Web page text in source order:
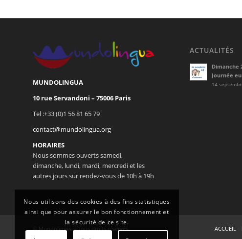
MUNDOLINGUA
10 rue Servandoni – 75006 Paris
Tel :+33 (0)1 56 81 65 79
contact@mundolingua.org
HORAIRES
Nous sommes ouverts samedi,
dimanche, lundi, mardi, mercredi et les
autres jours sur rendez-vous de 10h à 19h
ACTUALITÉS
Dimanche
Journée
14
© Mundolingua - Tous droits réservés ACCUEIL
Nous utilisons des cookies à des fins statistiques
ainsi que pour assurer le bon fonctionnement et
la sécurité de ce site.